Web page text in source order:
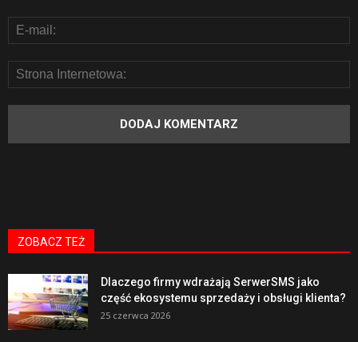
ZOBACZ TEŻ
Dlaczego firmy wdrażają SerwerSMS jako
część ekosystemu sprzedaży i obsługi klienta?
25 czerwca 2026